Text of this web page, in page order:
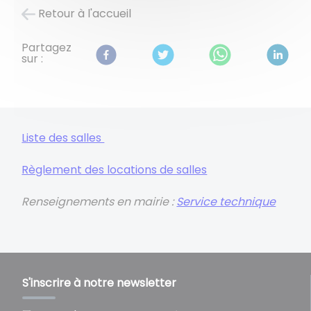
Retour à l'accueil
Partagez
sur :
Liste des salles
Règlement des locations de salles
Renseignements en mairie :Service technique
S'inscrire à notre newsletter